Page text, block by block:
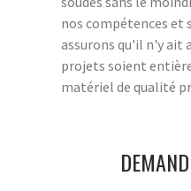
nos compétences et
assurons qu'il n'y ait
projets soient
matériel de qualité